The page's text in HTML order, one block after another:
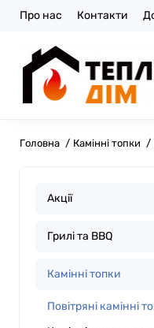
Про нас Контакти
Головна Камінні топки
Акції
Грилі та BBQ
Камінні топки
Повітряні камінні